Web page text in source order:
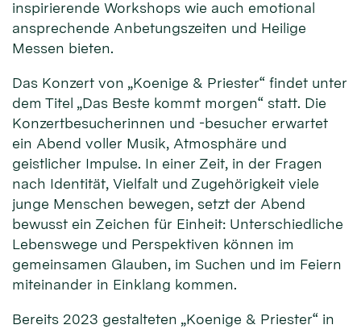
inspirierende Workshops wie auch emotional
ansprechende Anbetungszeiten und Heilige
Messen bieten.
Das Konzert von „Koenige & Priester“ findet unter
dem Titel „Das Beste kommt morgen“ statt. Die
Konzertbesucherinnen und -besucher erwartet
ein Abend voller Musik, Atmosphäre und
geistlicher Impulse. In einer Zeit, in der Fragen
nach Identität, Vielfalt und Zugehörigkeit viele
junge Menschen bewegen, setzt der Abend
bewusst ein Zeichen für Einheit: Unterschiedliche
Lebenswege und Perspektiven können im
gemeinsamen Glauben, im Suchen und im Feiern
miteinander in Einklang kommen.
Bereits 2023 gestalteten „Koenige & Priester“ in